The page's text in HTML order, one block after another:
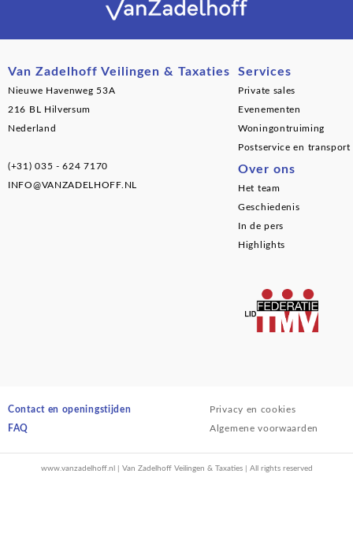
Van Zadelhoff Veilingen & Taxaties
Nieuwe Havenweg 53A
216 BL Hilversum
Nederland
(+31) 035 - 624 7170
INFO@VANZADELHOFF.NL
Services
Private sales
Evenementen
Woningontruiming
Postservice en transport
Over ons
Het team
Geschiedenis
In de pers
Highlights
Contact en openingstijden
FAQ
Privacy en cookies
Algemene voorwaarden
www.vanzadelhoff.nl | Van Zadelhoff Veilingen & Taxaties | All rights reserved